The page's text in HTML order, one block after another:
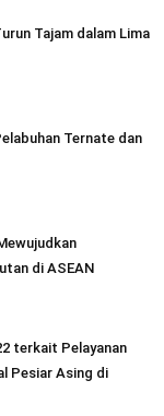
Tajam dalam Lima
Ternate dan
di ASEAN
terkait Pelayanan
Pesiar Asing di